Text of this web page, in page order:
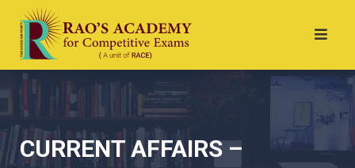
CURRENT AFFAIRS –